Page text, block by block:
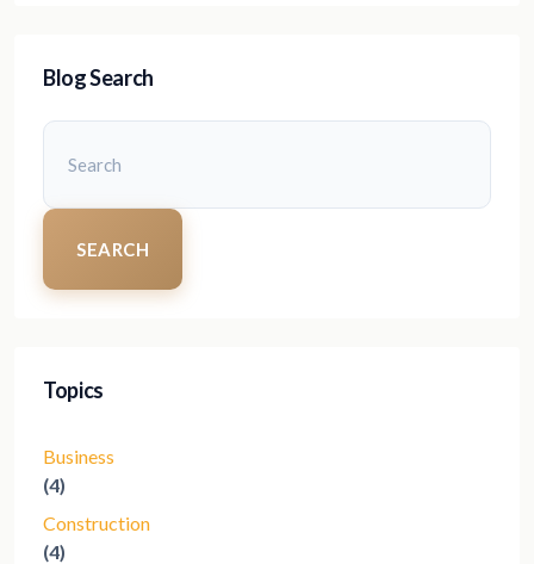
Blog Search
SEARCH
Topics
Business
(4)
Construction
(4)